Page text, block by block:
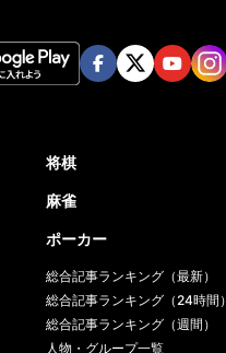
将棋
麻雀
ポーカー
総合記事ランキング（最新）
総合記事ランキング（24時間）
総合記事ランキング（週間）
人物・グループ一覧